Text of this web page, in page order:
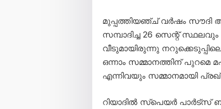
മുപ്പത്തിയഞ്ച് വർഷം സൗദി
സമ്പാദിച്ച 26 സെന്റ്
വീടുമായിരുന്നു
ഒന്നാം സമ്മാനത്തിന് പുറമെ
എന്നിവയും സമ്മാനമായി
റിയാദിൽ സ്പെയർ പാർട്സ്